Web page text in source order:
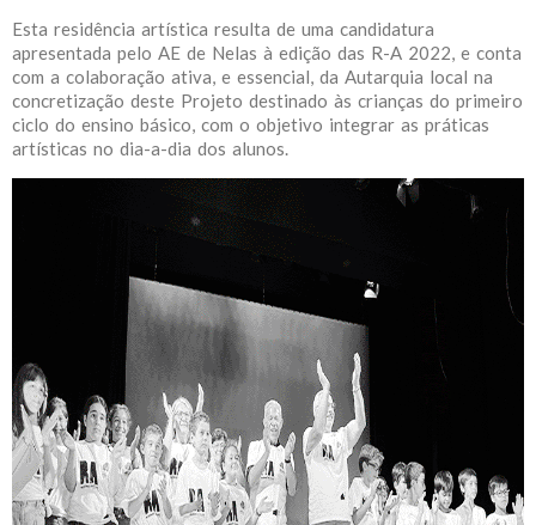
Esta residência artística resulta de uma candidatura
apresentada pelo AE de Nelas à edição das R-A 2022, e conta
com a colaboração ativa, e essencial, da Autarquia local na
concretização deste Projeto destinado às crianças do primeiro
ciclo do ensino básico, com o objetivo integrar as práticas
artísticas no dia-a-dia dos alunos. ​